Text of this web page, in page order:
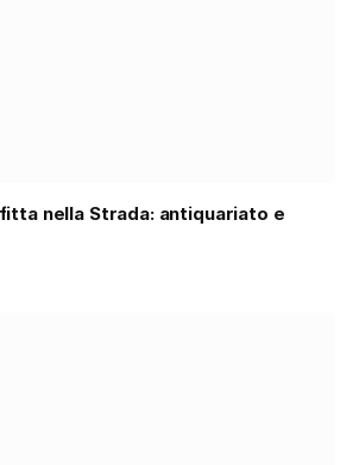
nella Strada: antiquariato e